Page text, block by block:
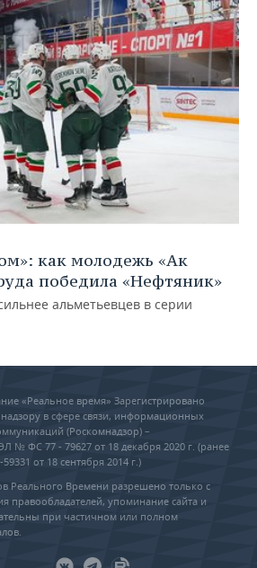
как молодежь «Ак
победила «Нефтяник»
альметьевцев в серии
«Реальное время» Зарегистрировано
в сфере связи, информационных
(Роскомнадзор) –
№ ФС 77 - 79627 от 18 декабря 2020 г. (ранее
от 18 сентября 2014 г.)
Реального Времени разрешено только с
правообладателей, упоминание сайта и
при частичном или полном